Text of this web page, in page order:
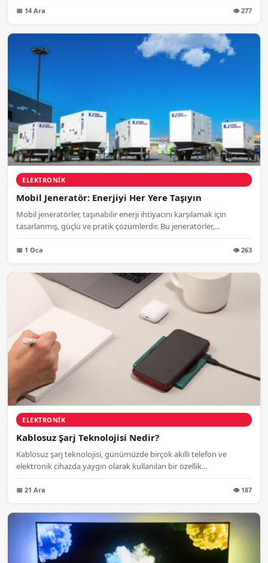
📅 14 Ara 👁 277
ELEKTRONIK
Mobil Jeneratör: Enerjiyi Her Yere Taşıyın
Mobil jeneratörler, taşınabilir enerji ihtiyacını karşılamak için
tasarlanmış, güçlü ve pratik çözümlerdir. Bu jeneratörler,
📅 1 Oca 👁 263
ELEKTRONIK
Kablosuz Şarj Teknolojisi Nedir?
Kablosuz şarj teknolojisi, günümüzde birçok akıllı telefon ve
elektronik cihazda yaygın olarak kullanılan bir özellik...
📅 21 Ara 👁 187